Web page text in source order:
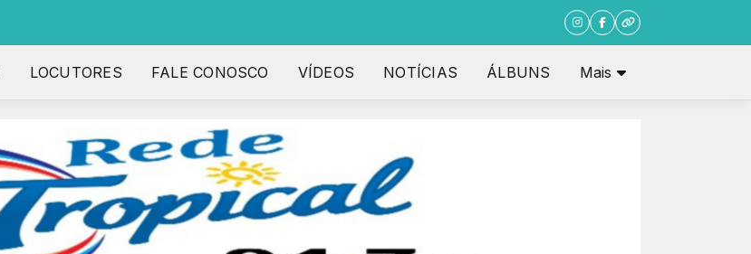
LOCUTORES FALE CONOSCO VÍDEOS NOTÍCIAS ÁLBUNS Mais